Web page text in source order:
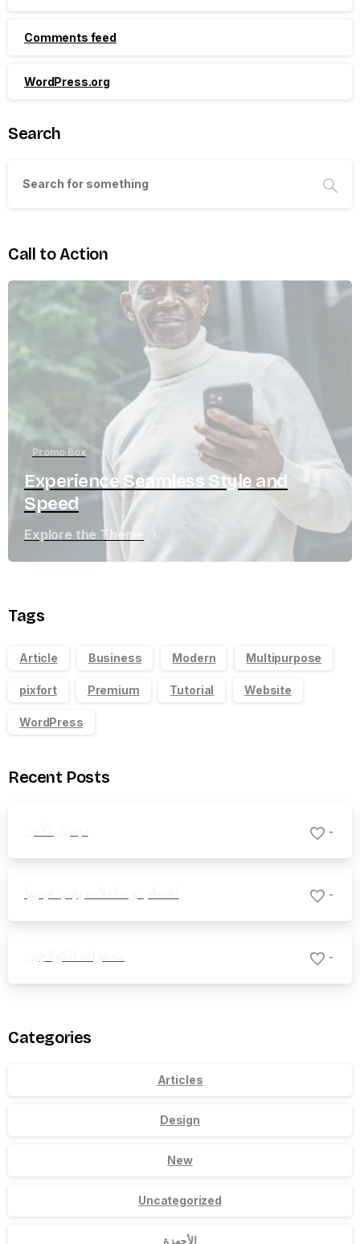
Comments feed
WordPress.org
Search
Call to Action
Promo Box
Experience Seamless Style and
Speed
Explore the Theme
Tags
Article Business Modern Multipurpose
pixfort Premium Tutorial Website
WordPress
Recent Posts
-
-
-
Categories
Articles
Design
New
Uncategorized
الأجهزة